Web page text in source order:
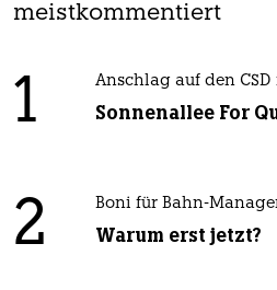
meistkommentiert
1 Anschlag auf den
Sonnenallee For
2 Boni für Bahn-
Warum erst jetzt?